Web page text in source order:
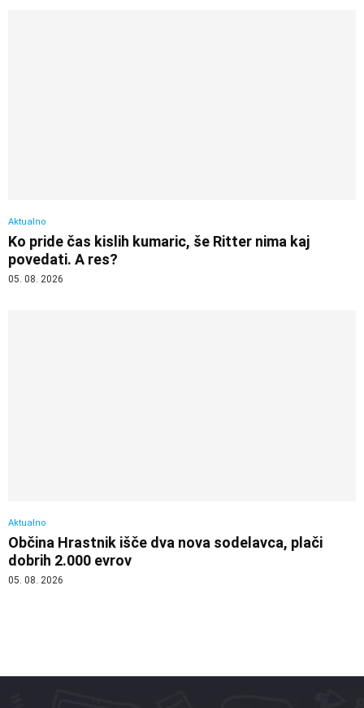
Aktualno
Ko pride čas kislih kumaric, še Ritter nima kaj
povedati. A res?
05. 08. 2026
Aktualno
Občina Hrastnik išče dva nova sodelavca, plači
dobrih 2.000 evrov
05. 08. 2026